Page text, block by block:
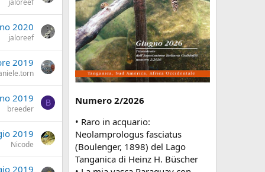
2020
jaloreef
2019
2019
breeder
B
2019
Nicode
2019
Numero 2/2026
• Raro in acquario:
Neolamprologus fasciatus
(Boulenger, 1898) del Lago
Tanganica di Heinz H. Büscher